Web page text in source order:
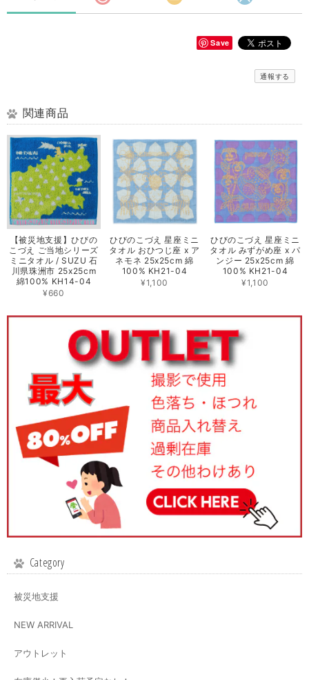
Save
通報する
関連商品
【被災地支援】ひびの
こづえ ご当地シリーズ
ミニタオル / SUZU 石
川県珠洲市 25x25cm
綿100% KH14-04
¥660
ひびのこづえ 星座ミニ
タオル おひつじ座 x ア
ネモネ 25x25cm 綿
100% KH21-04
¥1,100
ひびのこづえ 星座ミニ
タオル みずがめ座 x パ
ンジー 25x25cm 綿
100% KH21-04
¥1,100
Category
被災地支援
NEW ARRIVAL
アウトレット